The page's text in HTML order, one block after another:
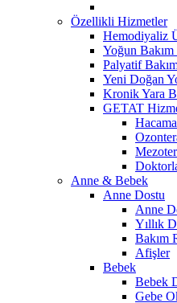
Özellikli Hizmetler
Hemodiyaliz
Yoğun
Palyatif
Yeni Doğan
Kronik Yara
GETAT
Anne & Bebek
Anne Dostu
Anne
Yıllık
Bakım
Afişler
Bebek
Bebek
Gebe